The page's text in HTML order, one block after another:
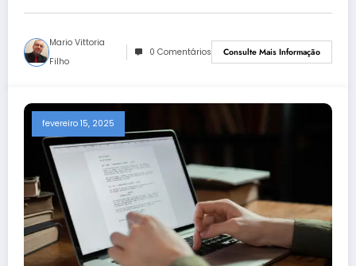
Mario Vittoria
Filho
0 Comentários Consulte Mais Informação
fevereiro 15, 2025